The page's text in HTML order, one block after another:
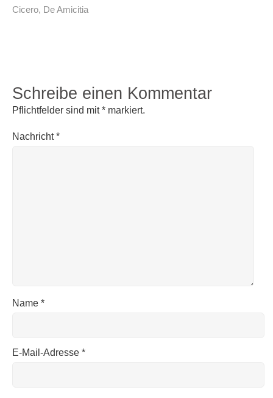
Cicero, De Amicitia
Schreibe einen Kommentar
Pflichtfelder sind mit* markiert.
Nachricht*
Name *
E-Mail-Adresse *